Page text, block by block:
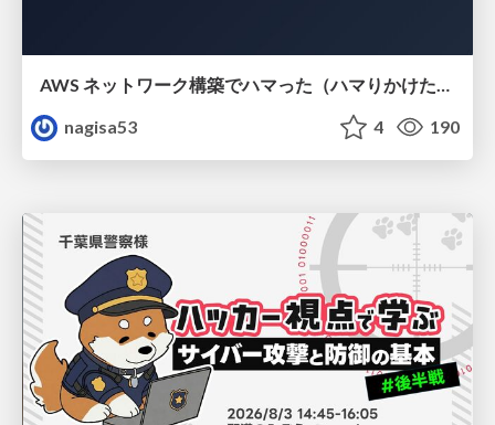
AWS ネットワーク構築でハマった（ハマりかけた） 5選とそこから得た教訓
nagisa53
4 190